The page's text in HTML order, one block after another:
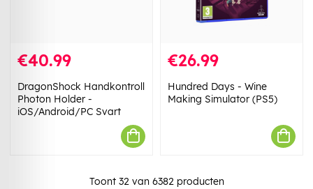
€40.99
DragonShock Handkontroll
Photon Holder -
iOS/Android/PC Svart
€26.99
Hundred Days - Wine
Making Simulator (PS5)
Toont 32van 6382producten